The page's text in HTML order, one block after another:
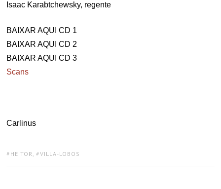
Isaac Karabtchewsky, regente
BAIXAR AQUI CD 1
BAIXAR AQUI CD 2
BAIXAR AQUI CD 3
Scans
Carlinus
TAGS:
HEITOR, VILLA-LOBOS